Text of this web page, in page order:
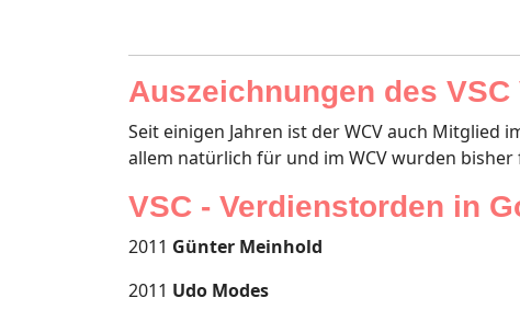
Auszeichnungen des
Seit einigen Jahren ist der WCV auch Mitglied
allem natürlich für und im WCV wurden
VSC - Verdienstorden in
2011 Günter Meinhold
2011 Udo Modes